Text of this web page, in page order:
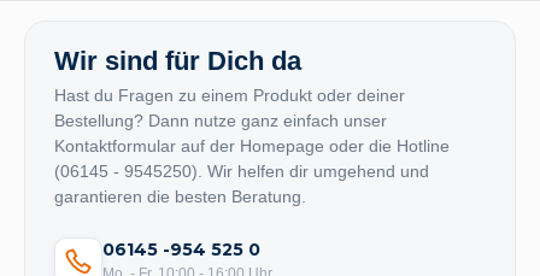
Wir sind für Dich da
Hast du Fragen zu einem Produkt oder deiner
Bestellung? Dann nutze ganz einfach unser
Kontaktformular auf der Homepage oder die Hotline
(06145 - 9545250). Wir helfen dir umgehend und
garantieren die besten Beratung.
06145 -954 525 0